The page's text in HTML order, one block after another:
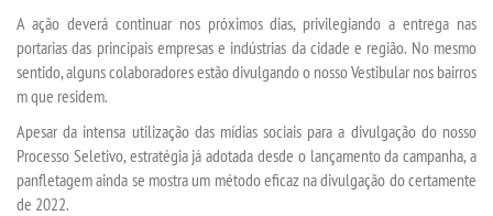
MATRÃ­CULA
REEMBOLSO
A ação deverá continuar nos próximos dias, privilegiando a entrega nas
portarias das principais empresas e indústrias da cidade e região. No mesmo
sentido, alguns colaboradores estão divulgando o nosso Vestibular nos bairros
m que residem.
Apesar da intensa utilização das mídias sociais para a divulgação do nosso
Processo Seletivo, estratégia já adotada desde o lançamento da campanha, a
panfletagem ainda se mostra um método eficaz na divulgação do certamente
de 2022.